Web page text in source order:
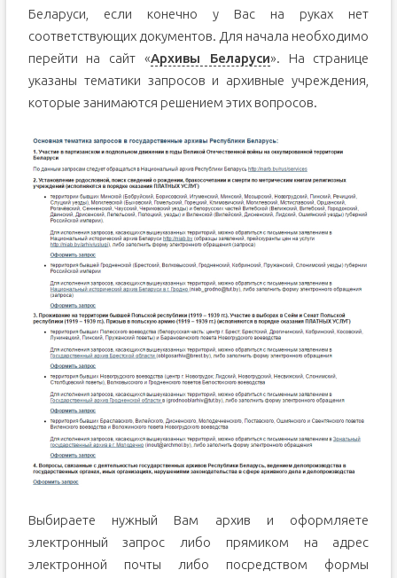
Беларуси, если конечно у Вас на руках нет
соответствующих документов. Для начала необходимо
перейти на сайт «Архивы Беларуси». На странице
указаны тематики запросов и архивные учреждения,
которые занимаются решением этих вопросов.
Выбираете нужный Вам архив и оформляете
электронный запрос либо прямиком на адрес
электронной почты либо посредством формы